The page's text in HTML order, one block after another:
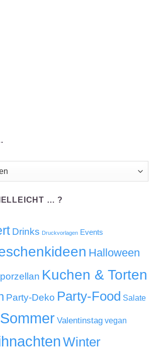
… ?
Drinks Druckvorlagen Events
Halloween
Kuchen & Torten
Party-Deko Party-Food Salate
Sommer Valentinstag vegan
Winter